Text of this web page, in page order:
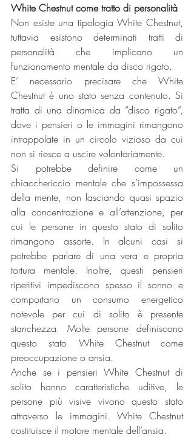
White Chestnut come tratto di personalità
Non esiste una tipologia White Chestnut,
tuttavia esistono determinati tratti di
personalità che implicano un
funzionamento mentale da disco rigato.
E’ necessario precisare che White
Chestnut è uno stato senza contenuto. Si
tratta di una dinamica da “disco rigato”,
dove i pensieri o le immagini rimangono
intrappolate in un circolo vizioso da cui
non si riesce a uscire volontariamente.
Si potrebbe definire come un
chiacchericcio mentale che s’impossessa
della mente, non lasciando quasi spazio
alla concentrazione e all’attenzione, per
cui le persone in questo stato di solito
rimangono assorte. In alcuni casi si
potrebbe parlare di una vera e propria
tortura mentale. Inoltre, questi pensieri
ripetitivi impediscono spesso il sonno e
comportano un consumo energetico
notevole per cui di solito è presente
stanchezza. Molte persone definiscono
questo stato White Chestnut come
preoccupazione o ansia.
Anche se i pensieri White Chestnut di
solito hanno caratteristiche uditive, le
persone più visive vivono questo stato
attraverso le immagini. White Chestnut
costituisce il motore mentale dell’ansia.